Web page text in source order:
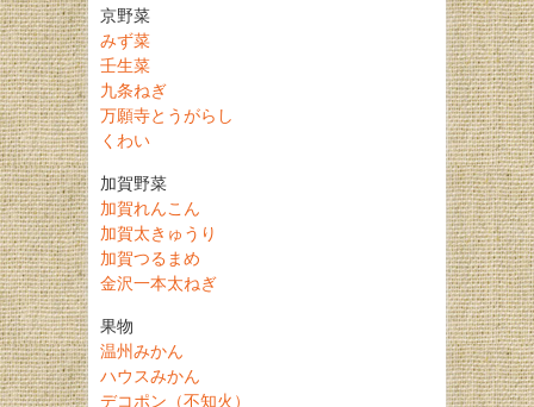
京野菜
みず菜
壬生菜
九条ねぎ
万願寺とうがらし
くわい
加賀野菜
加賀れんこん
加賀太きゅうり
加賀つるまめ
金沢一本太ねぎ
果物
温州みかん
ハウスみかん
デコポン（不知火）